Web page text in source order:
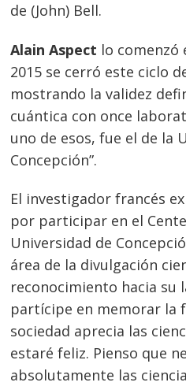
de (John) Bell.
Alain Aspect lo comenzó
2015 se cerró este ciclo
mostrando la validez
cuántica con once
uno de esos, fue el de la
Concepción”.
El investigador francés
por participar en el
Universidad de
área de la divulgación
reconocimiento hacia su
partícipe en memorar la
sociedad aprecia las
estaré feliz. Pienso que
absolutamente las
Navegación
de
entradas